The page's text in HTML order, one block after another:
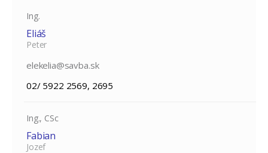
Ing.
Eliáš
Peter
elekelia@savba.sk
02/ 5922 2569, 2695
Ing., CSc
Fabian
Jozef